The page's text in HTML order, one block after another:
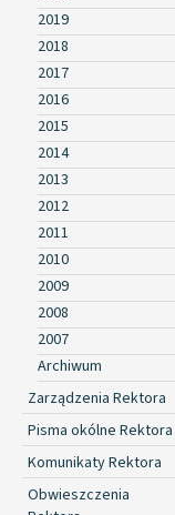
2019
2018
2017
2016
2015
2014
2013
2012
2011
2010
2009
2008
2007
Archiwum
Zarządzenia Rektora
Pisma okólne Rektora
Komunikaty Rektora
Obwieszczenia